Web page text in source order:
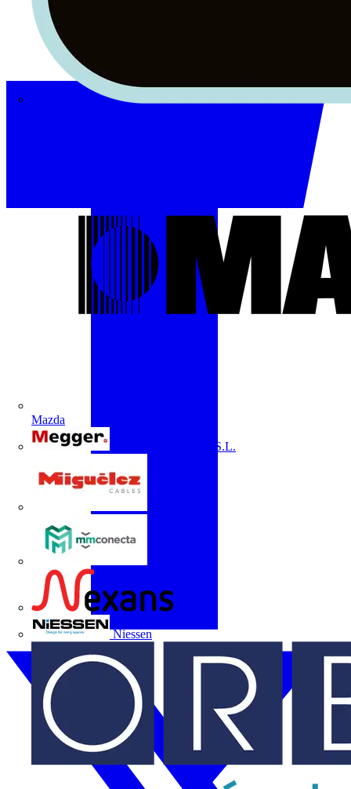
Mazda
Megger Instruments S.L.
Niessen